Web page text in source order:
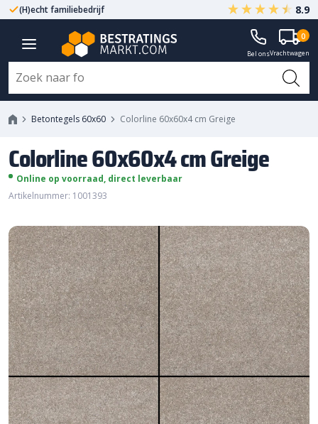
(H)echt familiebedrijf Gegarandeerd A-kwaliteit
8.9
Bel onsVrachtwagen
0
Betontegels 60x60 Colorline 60x60x4 cm Greige
Colorline 60x60x4 cm Greige
Online op voorraad, direct leverbaar
Artikelnummer: 1001393
Colorline 60x60x4 cm Greige